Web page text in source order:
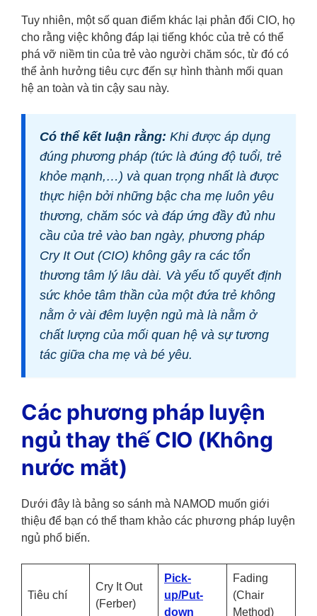
Tuy nhiên, một số quan điểm khác lại phản đối CIO, họ
cho rằng việc không đáp lại tiếng khóc của trẻ có thể
phá vỡ niềm tin của trẻ vào người chăm sóc, từ đó có
thể ảnh hưởng tiêu cực đến sự hình thành mối quan
hệ an toàn và tin cậy sau này.
Có thể kết luận rằng: Khi được áp dụng
đúng phương pháp (tức là đúng độ tuổi, trẻ
khỏe mạnh,…) và quan trọng nhất là được
thực hiện bởi những bậc cha mẹ luôn yêu
thương, chăm sóc và đáp ứng đầy đủ nhu
cầu của trẻ vào ban ngày, phương pháp
Cry It Out (CIO) không gây ra các tổn
thương tâm lý lâu dài. Và yếu tố quyết định
sức khỏe tâm thần của một đứa trẻ không
nằm ở vài đêm luyện ngủ mà là nằm ở
chất lượng của mối quan hệ và sự tương
tác giữa cha mẹ và bé yêu.
Các phương pháp luyện
ngủ thay thế CIO (Không
nước mắt)
Dưới đây là bảng so sánh mà NAMOD muốn giới
thiệu để bạn có thể tham khảo các phương pháp luyện
ngủ phổ biến.
Tiêu chí
Cry It Out
(Ferber)
Pick-
up/Put-
down
Fading
(Chair
Method)